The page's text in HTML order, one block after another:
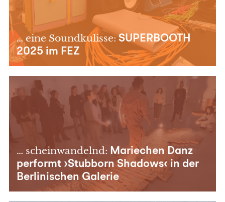
… eine Soundkulisse: SUPERBOOTH
2025 im FEZ
… scheinwandelnd: Mariechen Danz
performt ›Stubborn Shadows‹ in der
Berlinischen Galerie